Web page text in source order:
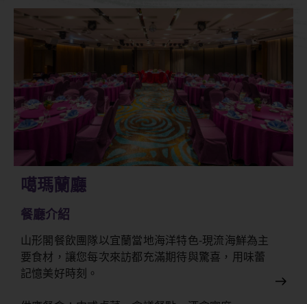
噶瑪蘭廳
餐廳介紹
山形閣餐飲團隊以宜蘭當地海洋特色-現流海鮮為主
要食材，讓您每次來訪都充滿期待與驚喜，用味蕾
記憶美好時刻。